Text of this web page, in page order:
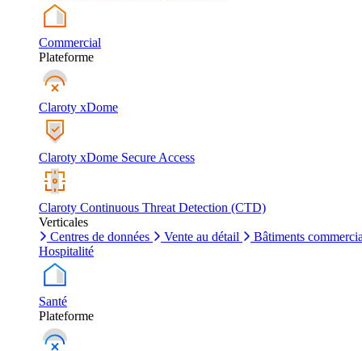
Commercial
Plateforme
Claroty xDome
Claroty xDome Secure Access
Claroty Continuous Threat Detection (CTD)
Verticales
Centres de données
Vente au détail
Bâtiments
Hospitalité
Santé
Plateforme